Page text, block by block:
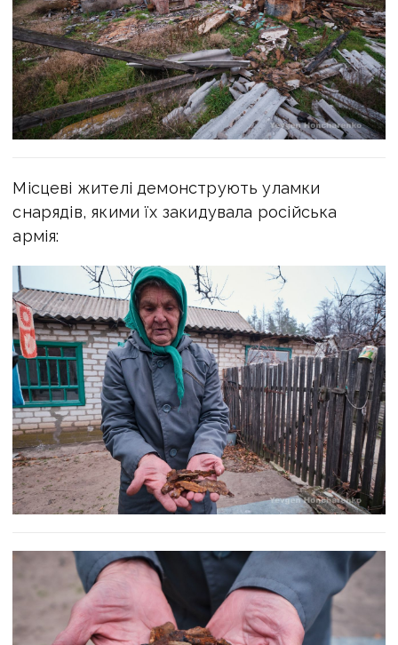
Місцеві жителі демонструють уламки
снарядів, якими їх закидувала російська
армія: